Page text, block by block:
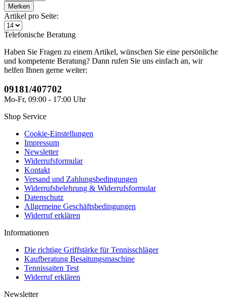
Merken
Artikel pro Seite:
Telefonische Beratung
Haben Sie Fragen zu einem Artikel, wünschen Sie eine persönliche
und kompetente Beratung? Dann rufen Sie uns einfach an, wir
helfen Ihnen gerne weiter:
09181/407702
Mo-Fr, 09:00 - 17:00 Uhr
Shop Service
Cookie-Einstellungen
Impressum
Newsletter
Widerrufsformular
Kontakt
Versand und Zahlungsbedingungen
Widerrufsbelehrung & Widerrufsformular
Datenschutz
Allgemeine Geschäftsbedingungen
Widerruf erklären
Informationen
Die richtige Griffstärke für Tennisschläger
Kaufberatung Besaitungsmaschine
Tennissaiten Test
Widerruf erklären
Newsletter